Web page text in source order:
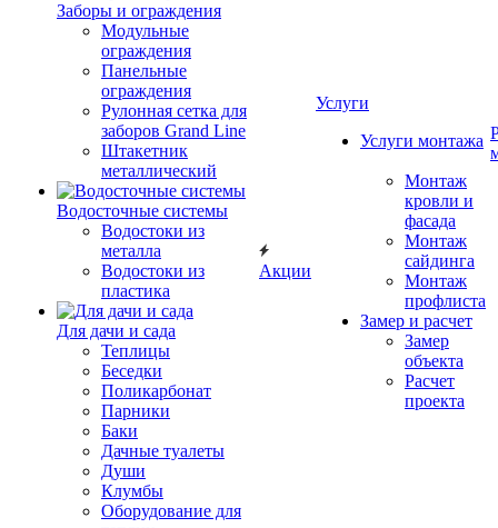
Заборы и ограждения
Модульные
ограждения
Панельные
ограждения
Рулонная сетка для
заборов Grand Line
Штакетник
металлический
Водосточные системы
Водостоки из
металла
Водостоки из
пластика
Для дачи и сада
Теплицы
Беседки
Поликарбонат
Парники
Баки
Дачные туалеты
Души
Клумбы
Оборудование для
Акции
Услуги
Услуги монтажа
Монтаж
кровли и
фасада
Монтаж
сайдинга
Монтаж
профлиста
Замер и расчет
Замер
объекта
Расчет
проекта